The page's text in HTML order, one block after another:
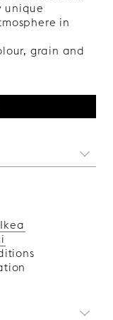
unique
in
grain and
aux détails
hôtels à
plaquées
et en
appel à un
quantités
de solidité